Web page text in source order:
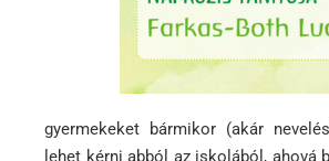
gyermekeket bármikor (akár
lehet kérni abból az iskolából, ahová